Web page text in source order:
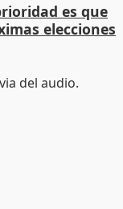
es que
elecciones